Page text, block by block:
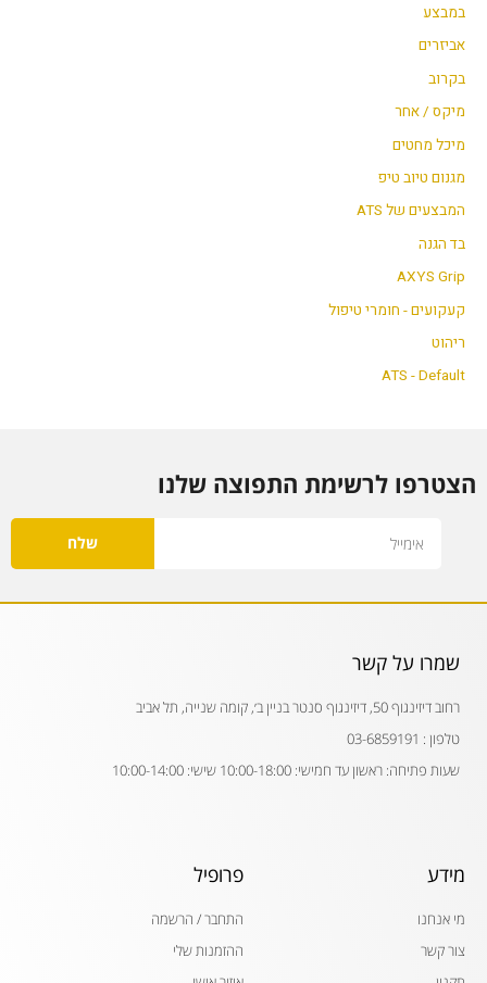
במבצע
אביזרים
בקרוב
מיקס / אחר
מיכל מחטים
מגנום טיוב טיפ
המבצעים של ATS
בד הגנה
AXYS Grip
קעקועים - חומרי טיפול
ריהוט
ATS - Default
הצטרפו לרשימת התפוצה שלנו
שלח
שמרו על קשר
רחוב דיזינגוף 50, דיזינגוף סנטר בניין ב׳, קומה שנייה, תל אביב
טלפון : 03-6859191
שעות פתיחה: ראשון עד חמישי: 10:00-18:00 שישי: 10:00-14:00
מידע
מי אנחנו
צור קשר
פרופיל
התחבר / הרשמה
ההזמנות שלי